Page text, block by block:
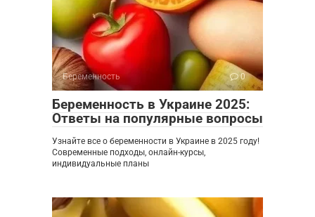
Беременность 0
Беременность в Украине 2025:
Ответы на популярные вопросы
Узнайте все о беременности в Украине в 2025 году!
Современные подходы, онлайн-курсы,
индивидуальные планы